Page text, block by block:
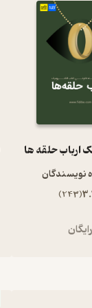
ارباب حلقه ها
نویسندگان
(
243
)